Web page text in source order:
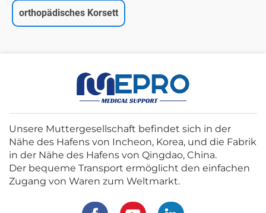
orthopädisches Korsett
Unsere Muttergesellschaft befindet sich in der
Nähe des Hafens von Incheon, Korea, und die Fabrik
in der Nähe des Hafens von Qingdao, China.
Der bequeme Transport ermöglicht den einfachen
Zugang von Waren zum Weltmarkt.